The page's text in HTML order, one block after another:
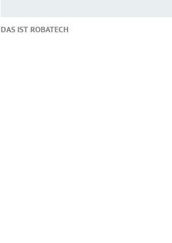
DAS IST ROBATECH